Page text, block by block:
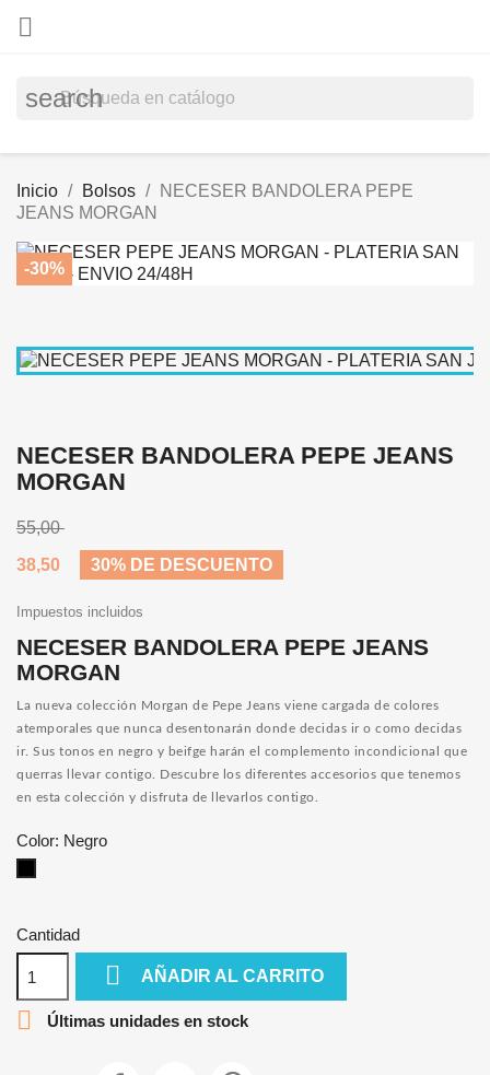

search
Inicio Bolsos
NECESER BANDOLERA PEPE
JEANS MORGAN
-30%
NECESER BANDOLERA PEPE JEANS
MORGAN
55,00
38,50
30% DE DESCUENTO
Impuestos incluidos
NECESER BANDOLERA PEPE JEANS
MORGAN
La nueva colección Morgan de Pepe Jeans viene cargada de colores
atemporales que nunca desentonarán donde decidas ir o como decidas
ir. Sus tonos en negro y beifge harán el complemento incondicional que
querras llevar contigo. Descubre los diferentes accesorios que tenemos
en esta colección y disfruta de llevarlos contigo.
Color: Negro
Cantidad
 AÑADIR AL CARRITO
 Últimas unidades en stock